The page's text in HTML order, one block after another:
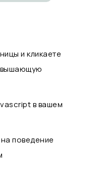
и кликаете
в вашем
поведение